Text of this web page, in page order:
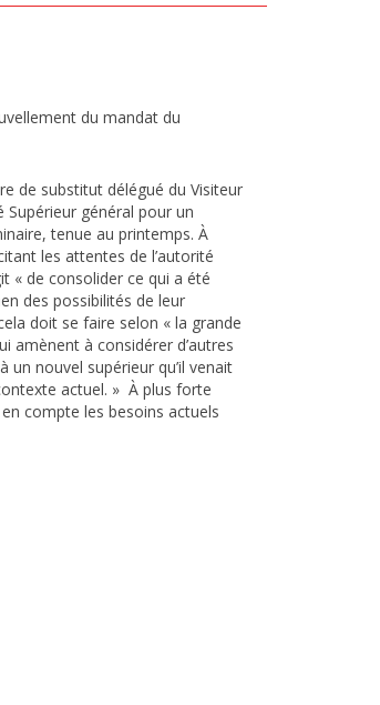
du mandat du
de substitut délégué du Visiteur
général pour un
tenue au printemps. À
les attentes de l’autorité
« de consolider ce qui a été
des possibilités de leur
doit se faire selon « la grande
amènent à considérer d’autres
un nouvel supérieur qu’il venait
actuel. » À plus forte
compte les besoins actuels